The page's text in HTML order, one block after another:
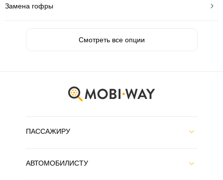
Замена гофры
Смотреть все опции
ПАССАЖИРУ
АВТОМОБИЛИСТУ